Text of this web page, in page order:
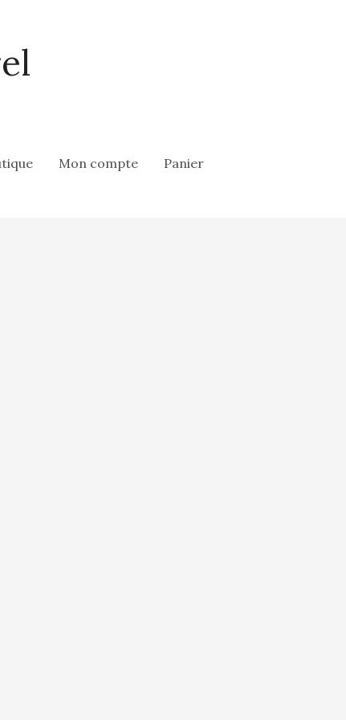
Mon compte Panier